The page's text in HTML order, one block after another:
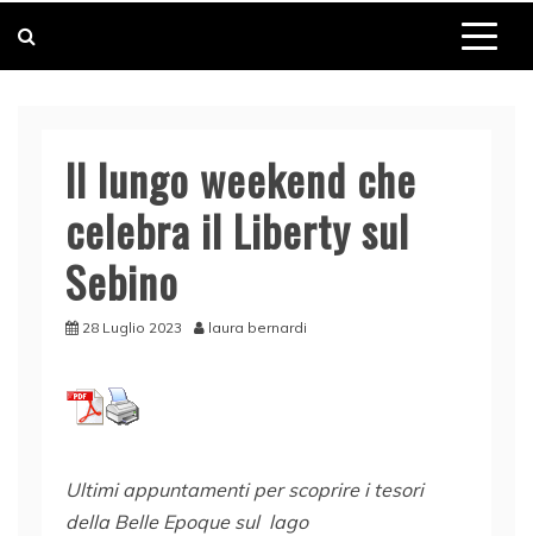
Il lungo weekend che
celebra il Liberty sul
Sebino
28 Luglio 2023 laura bernardi
Ultimi appuntamenti per scoprire i tesori
della Belle Epoque sul lago